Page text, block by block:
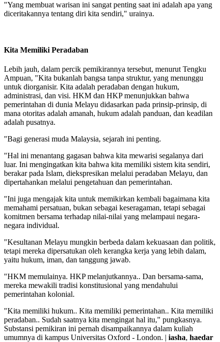
"Yang membuat warisan ini sangat penting saat ini adalah apa yang
diceritakannya tentang diri kita sendiri," urainya.
Kita Memiliki Peradaban
Lebih jauh, dalam percik pemikirannya tersebut, menurut Tengku
Ampuan, "Kita bukanlah bangsa tanpa struktur, yang menunggu
untuk diorganisir. Kita adalah peradaban dengan hukum,
administrasi, dan visi. HKM dan HKP menunjukkan bahwa
pemerintahan di dunia Melayu didasarkan pada prinsip-prinsip, di
mana otoritas adalah amanah, hukum adalah panduan, dan keadilan
adalah pusatnya.
"Bagi generasi muda Malaysia, sejarah ini penting.
"Hal ini menantang gagasan bahwa kita mewarisi segalanya dari
luar. Ini mengingatkan kita bahwa kita memiliki sistem kita sendiri,
berakar pada Islam, diekspresikan melalui peradaban Melayu, dan
dipertahankan melalui pengetahuan dan pemerintahan.
"Ini juga mengajak kita untuk memikirkan kembali bagaimana kita
memahami persatuan, bukan sebagai keseragaman, tetapi sebagai
komitmen bersama terhadap nilai-nilai yang melampaui negara-
negara individual.
"Kesultanan Melayu mungkin berbeda dalam kekuasaan dan politik,
tetapi mereka dipersatukan oleh kerangka kerja yang lebih dalam,
yaitu hukum, iman, dan tanggung jawab.
"HKM memulainya. HKP melanjutkannya.. Dan bersama-sama,
mereka mewakili tradisi konstitusional yang mendahului
pemerintahan kolonial.
"Kita memiliki hukum.. Kita memiliki pemerintahan.. Kita memiliki
peradaban.. Sudah saatnya kita mengingat hal itu," pungkasnya.
Substansi pemikiran ini pernah disampaikannya dalam kuliah
umumnya di kampus Universitas Oxford - London. | iasha, haedar